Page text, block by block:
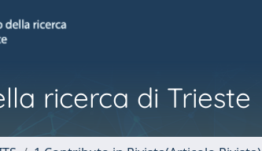
ricerca di Trieste